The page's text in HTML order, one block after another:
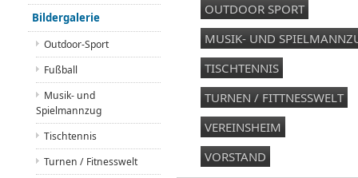
OUTDOOR SPORT
MUSIK- UND
TISCHTENNIS
TURNEN / FITTNESSWELT
VEREINSHEIM
VORSTAND
Bildergalerie
Outdoor-Sport
Fußball
Musik- und
Spielmannzug
Tischtennis
Turnen / Fitnesswelt